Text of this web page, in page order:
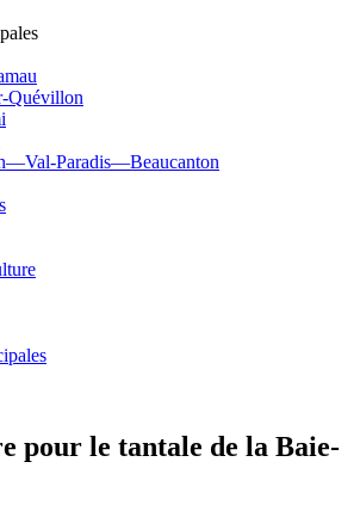
Quévillon
Paradis—Beaucanton
pour le tantale de la Baie-